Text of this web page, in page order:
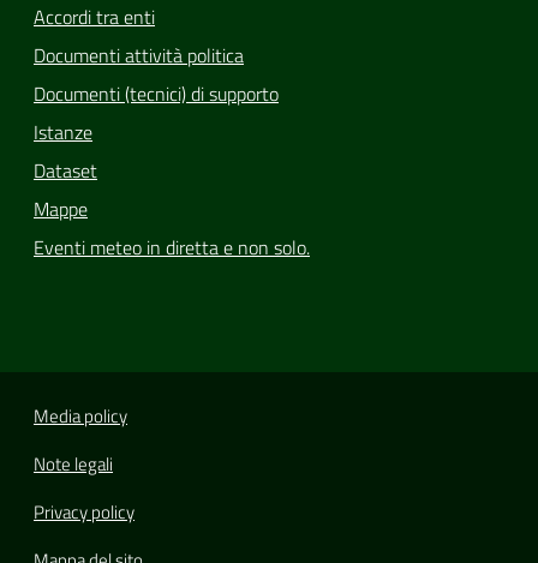
Accordi tra enti
Documenti attività politica
Documenti (tecnici) di supporto
Istanze
Dataset
Mappe
Eventi meteo in diretta e non solo.
Media policy
Note legali
Privacy policy